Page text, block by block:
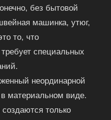
без бытовой
машинка, утюг,
то, что
специальных
неординарной
материальном виде.
только